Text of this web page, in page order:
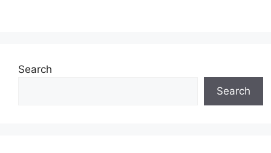
Search
Search